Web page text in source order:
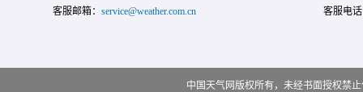
客服邮箱： service@weather.com.cn 客服电
中国天气网版权所有，未经书面授权